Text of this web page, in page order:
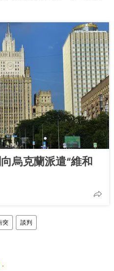
烏克蘭派遣“維和
突 談判